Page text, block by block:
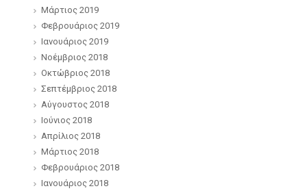
Μάρτιος 2019
Φεβρουάριος 2019
Ιανουάριος 2019
Νοέμβριος 2018
Οκτώβριος 2018
Σεπτέμβριος 2018
Αύγουστος 2018
Ιούνιος 2018
Απρίλιος 2018
Μάρτιος 2018
Φεβρουάριος 2018
Ιανουάριος 2018